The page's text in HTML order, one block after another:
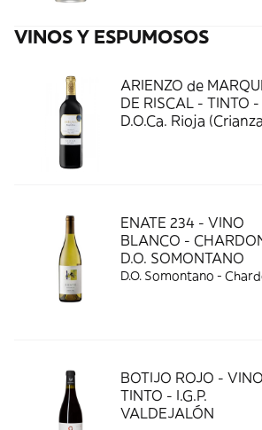
VINOS Y ESPUMOSOS
ARIENZO de
DE RISCAL - TINTO -
D.O.Ca. Rioja
ENATE 234 - VINO
BLANCO -
D.O. SOMONTANO
D.O. Somontano -
BOTIJO ROJO - VINO
TINTO - I.G.P.
VALDEJALÓN